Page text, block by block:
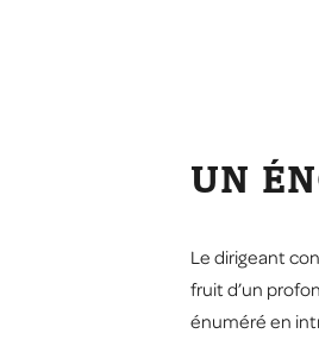
UN
Le dirigeant
fruit d’un
énuméré en